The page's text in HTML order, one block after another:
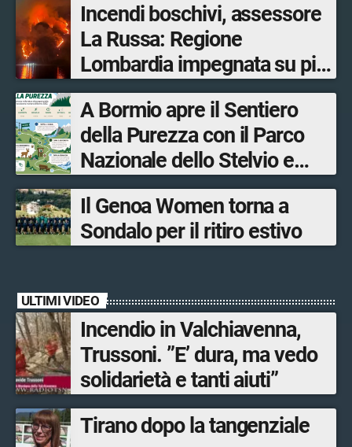
Incendi boschivi, assessore
La Russa: Regione
Lombardia impegnata su più
fronti, 48 volontari coinvolti
tra le province di Lecco,
Sondrio, Milano e Como
A Bormio apre il Sentiero
della Purezza con il Parco
Nazionale dello Stelvio e
Bormio Tourism
Il Genoa Women torna a
Sondalo per il ritiro estivo
ULTIMI VIDEO
Incendio in Valchiavenna,
Trussoni. ”E’ dura, ma vedo
solidarietà e tanti aiuti”
Tirano dopo la tangenziale